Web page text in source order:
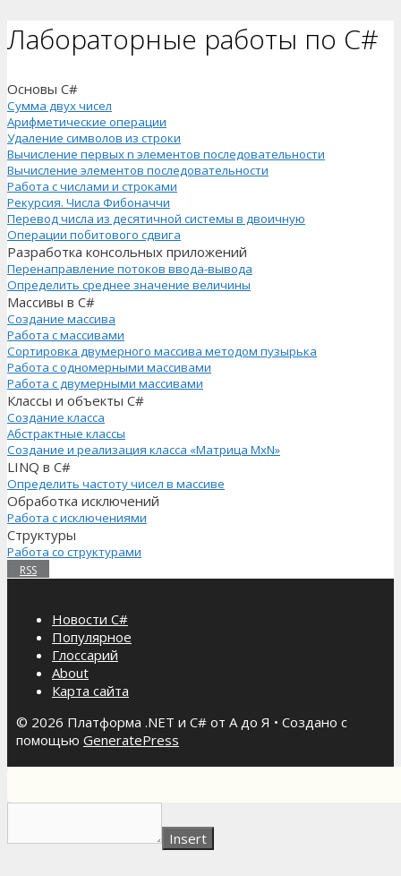
Лабораторные работы по C#
Основы C#
Сумма двух чисел
Арифметические операции
Удаление символов из строки
Вычисление первых n элементов последовательности
Вычисление элементов последовательности
Работа с числами и строками
Рекурсия. Числа Фибоначчи
Перевод числа из десятичной системы в двоичную
Операции побитового сдвига
Разработка консольных приложений
Перенаправление потоков ввода-вывода
Определить среднее значение величины
Массивы в C#
Создание массива
Работа с массивами
Сортировка двумерного массива методом пузырька
Работа с одномерными массивами
Работа с двумерными массивами
Классы и объекты C#
Создание класса
Абстрактные классы
Создание и реализация класса «Матрица MxN»
LINQ в C#
Определить частоту чисел в массиве
Обработка исключений
Работа с исключениями
Структуры
Работа со структурами
RSS
Новости C#
Популярное
Глоссарий
About
Карта сайта
© 2026 Платформа .NET и C# от А до Я • Создано с
помощью GeneratePress
Insert